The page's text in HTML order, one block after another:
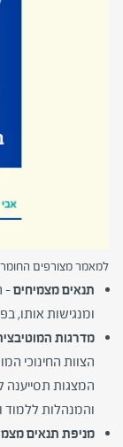
למאמר מצורפים
תנאים מצמיחים –
ומנגישות אותו,
מדרגות
הצוות החינוכי
המצגות
והמנהלות ללמוד
מניפת תנאים